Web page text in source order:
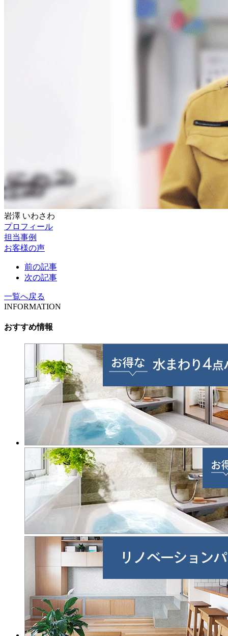
岩澤 いわさわ
プロフィール
担当事例
お客様の声
前の記事
次の記事
一覧へ戻る
INFORMATION
おすすめ情報